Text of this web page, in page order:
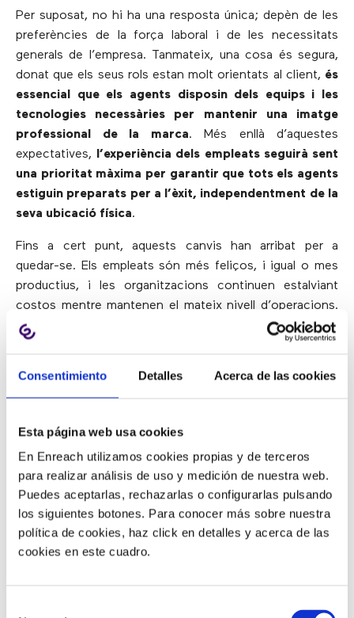
Consentimiento Detalles Acerca de las cookies
Esta página web usa cookies
En Enreach utilizamos cookies propias y de terceros
para realizar análisis de uso y medición de nuestra web.
Puedes aceptarlas, rechazarlas o configurarlas pulsando
los siguientes botones. Para conocer más sobre nuestra
política de cookies, haz click en detalles y acerca de las
cookies en este cuadro.
Per suposat, no hi ha una resposta única; depèn de les
preferències de la força laboral i de les necessitats
generals de l’empresa. Tanmateix, una cosa és segura,
donat que els seus rols estan molt orientats al client, és
essencial que els agents disposin dels equips i les
tecnologies necessàries per mantenir una imatge
professional de la marca. Més enllà d’aquestes
expectatives,
l’experiència dels empleats seguirà sent
una prioritat màxima per garantir que tots els agents
estiguin preparats per a l’èxit, independentment de la
seva ubicació física.
Fins a cert punt, aquests canvis han arribat per a
quedar-se. Els empleats són més feliços, i igual o mes
productius, i les organitzacions continuen estalviant
costos mentre mantenen el mateix nivell d’operacions.
Però
encara queda un llarg camí per recórrer quan es
tracta de continuar adaptant-se a un entorn de
creant un equip per a l’èxit a llarg termini.
Compromís dels agents,
flexibilitat i priorització de la
confiança en un entorn híbrid
Millorar l’experiència dels empleats s’ha convertit en un
esforç important a mida que